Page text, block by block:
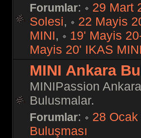
Forumlar:
29 Mart
Solesi,
22 Mayis
MINI,
19' Mayis
Mayis 20' IKAS
MINI Ankara
MINIPassion
Bulusmalar.
Forumlar:
28
Buluşması